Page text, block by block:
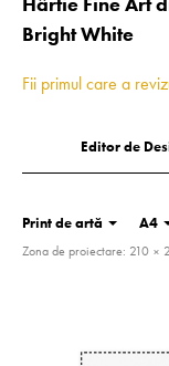
Bright White
Fii primul care a
Editor de
Print de artă A4
Zona de proiectare: 210 ×